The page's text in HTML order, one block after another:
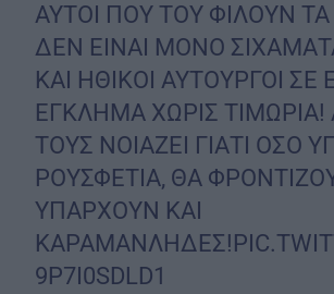
ΑΥΤΟΙ ΠΟΥ ΤΟΥ ΦΙΛΟΥΝ ΤΑ
ΔΕΝ ΕΙΝΑΙ ΜΟΝΟ
ΚΑΙ ΗΘΙΚΟΙ ΑΥΤΟΥΡΓΟΙ ΣΕ
ΕΓΚΛΗΜΑ ΧΩΡΙΣ
ΤΟΥΣ ΝΟΙΑΖΕΙ ΓΙΑΤΙ ΟΣΟ
ΡΟΥΣΦΕΤΙΑ, ΘΑ
ΥΠΑΡΧΟΥΝ ΚΑΙ
ΚΑΡΑΜΑΝΛΗΔΕΣ!
9P7I0SDLD1